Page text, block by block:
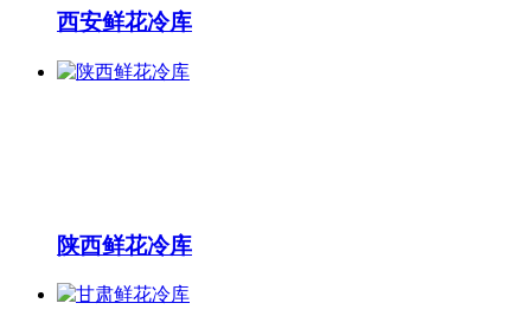
西安鲜花冷库
陕西鲜花冷库